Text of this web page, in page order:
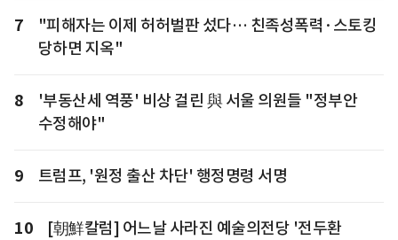
7
"피해자는 이제 허허벌판 섰다… 친족성폭력·스토킹
당하면 지옥"
8
'부동산세 역풍' 비상 걸린 與 서울 의원들 "정부안
수정해야"
9 트럼프, '원정 출산 차단' 행정명령 서명
10 [朝鮮칼럼] 어느날 사라진 예술의전당 '전두환